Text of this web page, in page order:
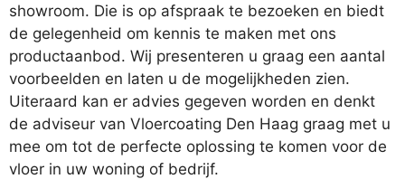
showroom. Die is op afspraak te bezoeken en biedt
de gelegenheid om kennis te maken met ons
productaanbod. Wij presenteren u graag een aantal
voorbeelden en laten u de mogelijkheden zien.
Uiteraard kan er advies gegeven worden en denkt
de adviseur van Vloercoating Den Haag graag met u
mee om tot de perfecte oplossing te komen voor de
vloer in uw woning of bedrijf.